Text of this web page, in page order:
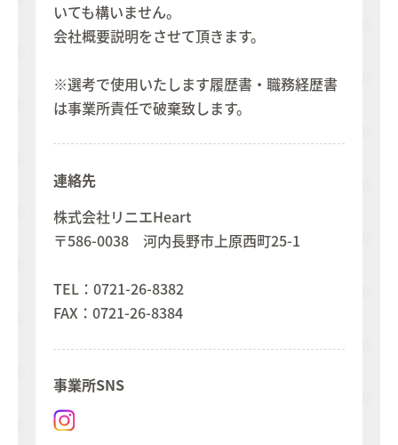
いても構いません。
会社概要説明をさせて頂きます。
※選考で使用いたします履歴書・職務経歴書
は事業所責任で破棄致します。
連絡先
株式会社リニエHeart
〒586-0038 河内⻑野市上原⻄町25-1
TEL：0721-26-8382
FAX：0721-26-8384
事業所SNS